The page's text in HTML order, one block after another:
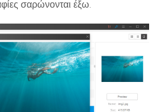
σαρώνονται έξω.